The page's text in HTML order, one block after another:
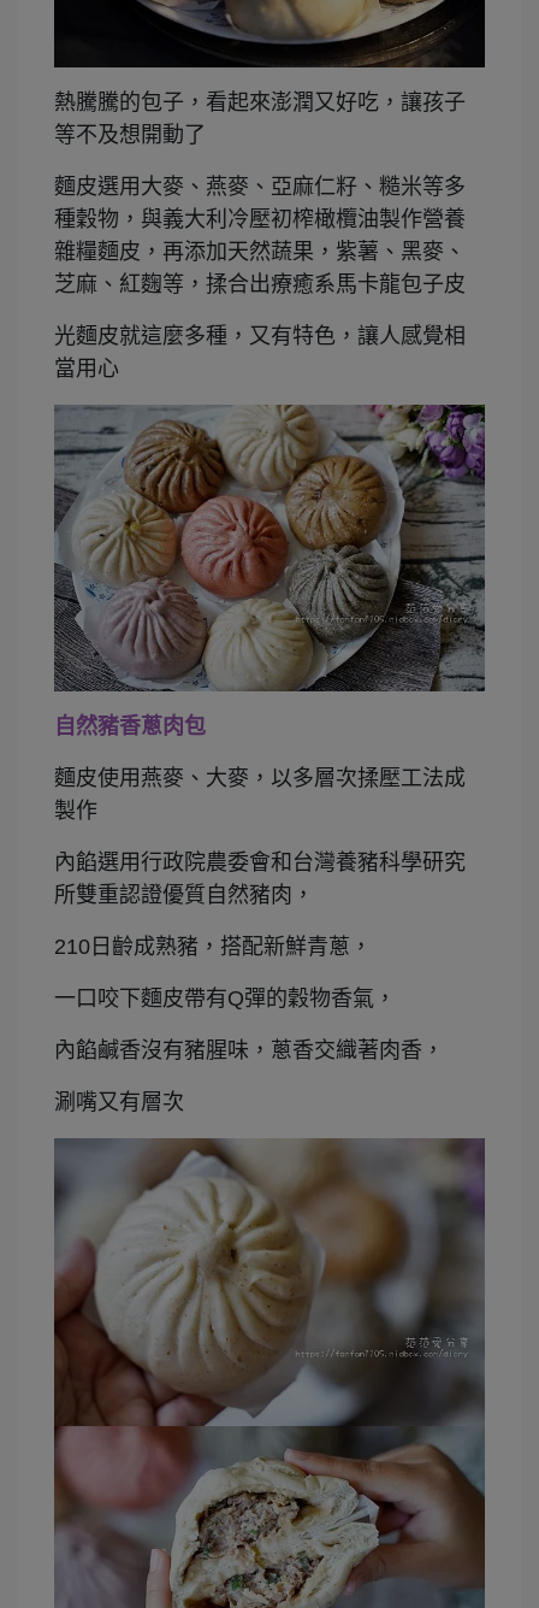
熱騰騰的包子，看起來澎潤又好吃，讓孩子
等不及想開動了
麵皮選用大麥、燕麥、亞麻仁籽、糙米等多
種穀物，與義大利冷壓初榨橄欖油製作營養
雜糧麵皮，再添加天然蔬果，紫薯、黑麥、
芝麻、紅麴等，揉合出療癒系馬卡龍包子皮
光麵皮就這麼多種，又有特色，讓人感覺相
當用心
自然豬香蔥肉包
麵皮使用燕麥、大麥，以多層次揉壓工法成
製作
內餡選用行政院農委會和台灣養豬科學研究
所雙重認證優質自然豬肉，
210日齡成熟豬，搭配新鮮青蔥，
一口咬下麵皮帶有Q彈的穀物香氣，
內餡鹹香沒有豬腥味，蔥香交織著肉香，
涮嘴又有層次